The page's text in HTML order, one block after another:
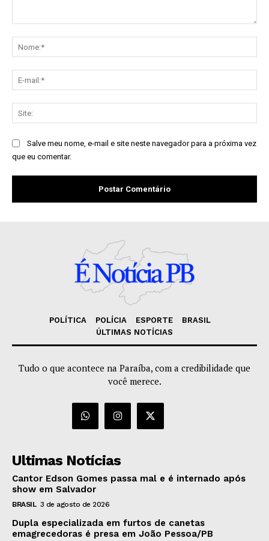
Salve meu nome, e-mail e site neste navegador para a próxima vez
que eu comentar.
POLÍTICA POLÍCIA ESPORTE
BRASIL
ÚLTIMAS NOTÍCIAS
Tudo o que acontece na Paraíba, com a credibilidade que
você merece.
Ultimas Notícias
Cantor Edson Gomes passa mal e é internado após
show em Salvador
BRASIL 3 de agosto de 2026
Dupla especializada em furtos de canetas
emagrecedoras é presa em João Pessoa/PB